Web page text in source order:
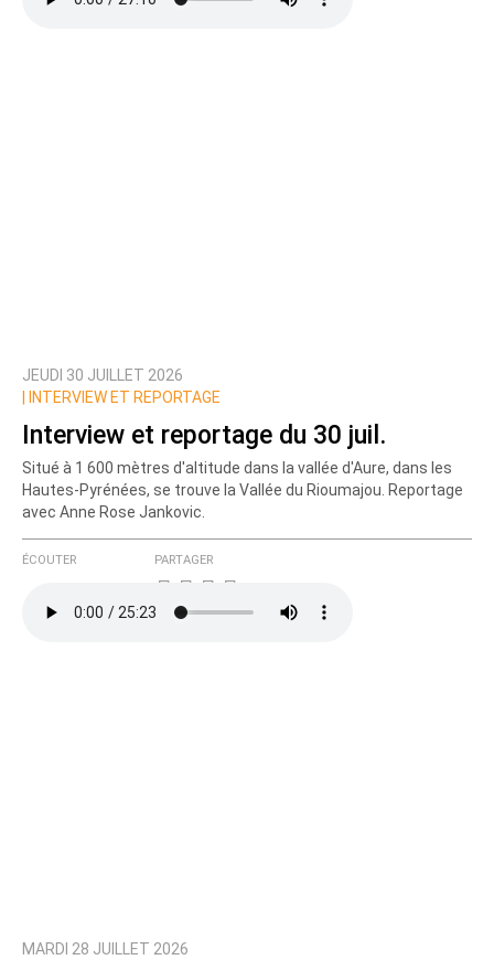
JEUDI 30 JUILLET 2026
INTERVIEW ET REPORTAGE
Interview et reportage du 30 juil.
Situé à 1 600 mètres d'altitude dans la vallée d'Aure, dans les
Hautes-Pyrénées, se trouve la Vallée du Rioumajou. Reportage
avec Anne Rose Jankovic.
ÉCOUTER PARTAGER
MARDI 28 JUILLET 2026